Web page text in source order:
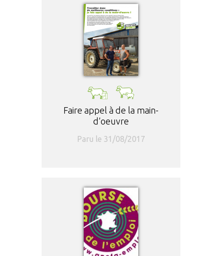
Faire appel à de la main-
d’oeuvre
Paru le 31/08/2017